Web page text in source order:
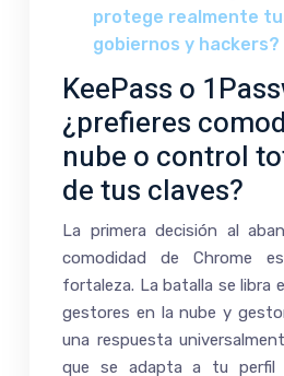
protege realmente
gobiernos y hackers?
KeePass o
¿prefieres
nube o control
de tus claves?
La primera decisión al
comodidad de Chrome
fortaleza. La batalla se libra
gestores en la nube y
una respuesta
que se adapta a tu